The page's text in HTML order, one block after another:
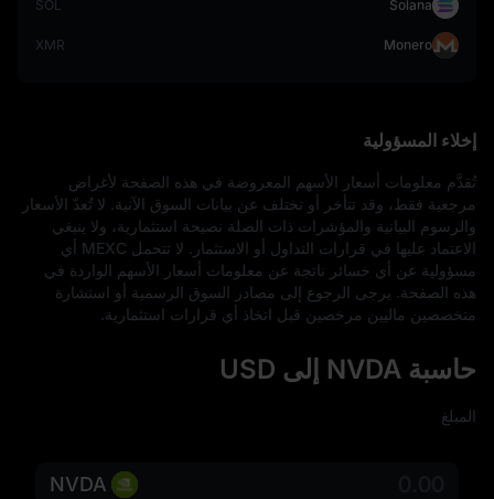
Solana
SOL
Monero
XMR
إخلاء المسؤولية
متخصصين ماليين مرخصين قبل اتخاذ أي قرارات استثمارية.
حاسبة NVDA إلى USD
المبلغ
NVDA